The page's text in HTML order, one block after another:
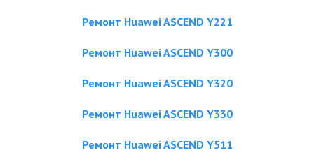
Ремонт Huawei ASCEND Y221
Ремонт Huawei ASCEND Y300
Ремонт Huawei ASCEND Y320
Ремонт Huawei ASCEND Y330
Ремонт Huawei ASCEND Y511